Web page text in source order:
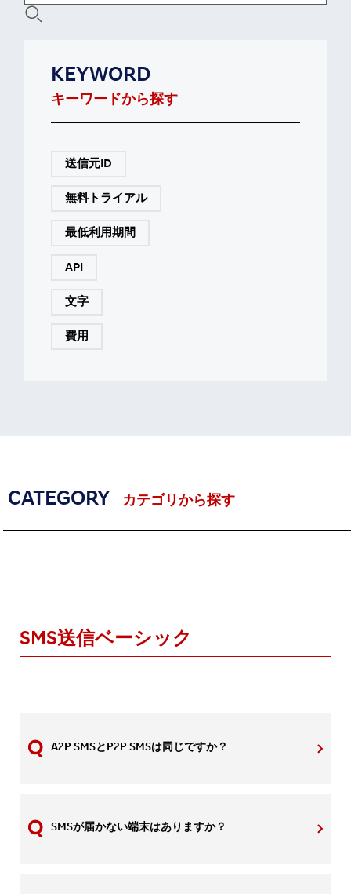
KEYWORD
キーワードから探す
送信元ID
無料トライアル
最低利用期間
API
文字
費用
CATEGORY カテゴリから探す
SMS送信ベーシック
A2P SMSとP2P SMSは同じですか？
SMSが届かない端末はありますか？